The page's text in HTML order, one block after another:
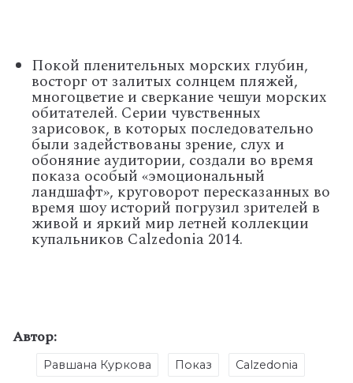
Покой пленительных морских глубин,
восторг от залитых солнцем пляжей,
многоцветие и сверкание чешуи морских
обитателей. Серии чувственных
зарисовок, в которых последовательно
были задействованы зрение, слух и
обоняние аудитории, создали во время
показа особый «эмоциональный
ландшафт», круговорот пересказанных во
время шоу историй погрузил зрителей в
живой и яркий мир летней коллекции
купальников Calzedonia 2014.
Автор:
Равшана Куркова Показ Calzedonia